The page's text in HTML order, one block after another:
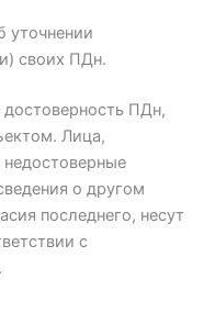
уточнении
своих ПДн.
достоверность ПДн,
Лица,
о другом
последнего, несут
с